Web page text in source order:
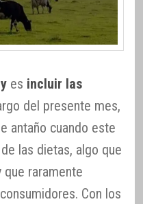
es incluir las
del presente mes,
antaño cuando este
las dietas, algo que
que raramente
Con los